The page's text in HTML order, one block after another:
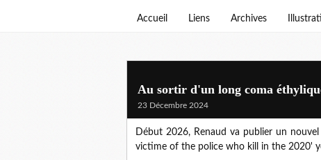
Accueil Liens Archives
Au sortir d'un long coma
23 Décembre 2024
Début 2026, Renaud va publier un
victime of the police who kill in the 2020'